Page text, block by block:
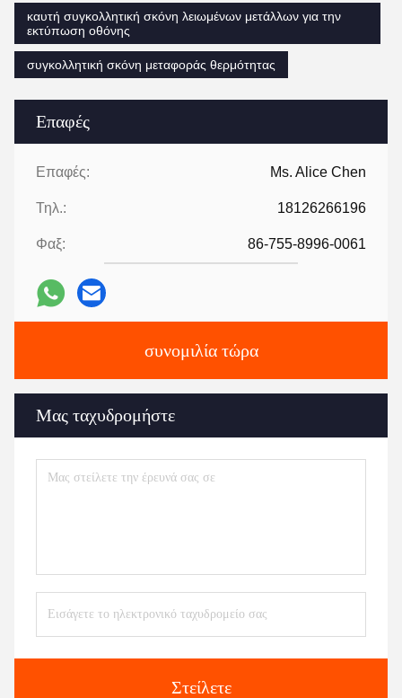
Επαφές
Επαφές: Ms. Alice Chen
Τηλ.: 18126266196
Φαξ: 86-755-8996-0061
συνομιλία τώρα
Μας ταχυδρομήστε
Στείλετε
καυτή συγκολλητική σκόνη λειωμένων μετάλλων για την
εκτύπωση οθόνης
συγκολλητική σκόνη μεταφοράς θερμότητας